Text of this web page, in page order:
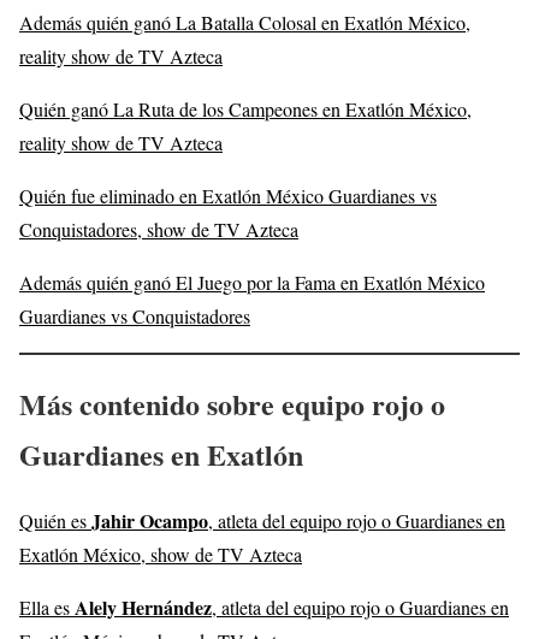
Además quién ganó La Batalla Colosal en Exatlón México,
reality show de TV Azteca
Quién ganó La Ruta de los Campeones en Exatlón México,
reality show de TV Azteca
Quién fue eliminado en Exatlón México Guardianes vs
Conquistadores, show de TV Azteca
Además quién ganó El Juego por la Fama en Exatlón México
Guardianes vs Conquistadores
Más contenido sobre equipo rojo o
Guardianes en Exatlón
Quién esJahir Ocampo, atleta del equipo rojo o Guardianes en
Exatlón México, show de TV Azteca
Ella esAlely Hernández, atleta del equipo rojo o Guardianes en